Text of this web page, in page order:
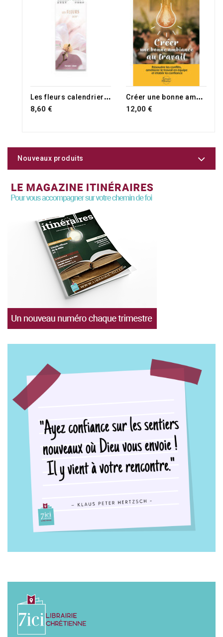
RUPTURE DE STOCK L
es fleurs calendrier 2027
8,60 €
C
réer une bonne ambiance au travail
12,00 €
Nouveaux produits